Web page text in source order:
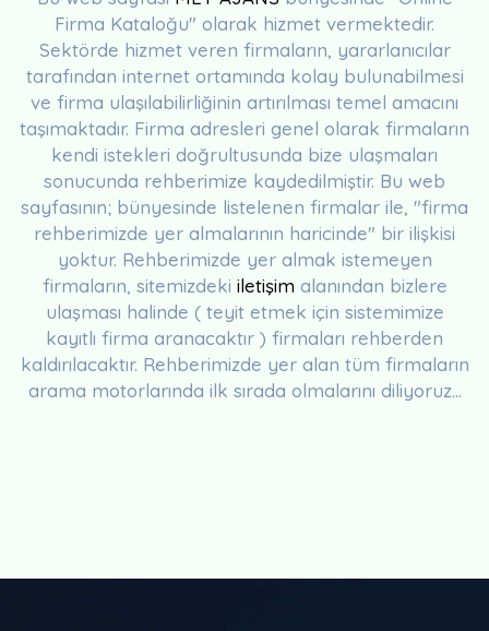
Firma Kataloğu" olarak hizmet vermektedir.
Sektörde hizmet veren firmaların, yararlanıcılar
tarafından internet ortamında kolay bulunabilmesi
ve firma ulaşılabilirliğinin artırılması temel amacını
taşımaktadır. Firma adresleri genel olarak firmaların
kendi istekleri doğrultusunda bize ulaşmaları
sonucunda rehberimize kaydedilmiştir. Bu web
sayfasının; bünyesinde listelenen firmalar ile, "firma
rehberimizde yer almalarının haricinde" bir ilişkisi
yoktur. Rehberimizde yer almak istemeyen
firmaların, sitemizdeki iletişim alanından bizlere
ulaşması halinde ( teyit etmek için sistemimize
kayıtlı firma aranacaktır ) firmaları rehberden
kaldırılacaktır. Rehberimizde yer alan tüm firmaların
arama motorlarında ilk sırada olmalarını diliyoruz...